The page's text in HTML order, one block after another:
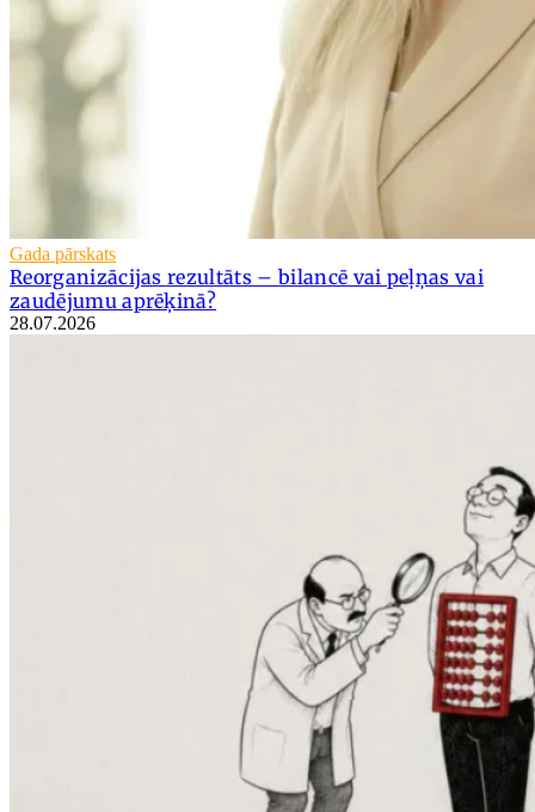
Gada pārskats
Reorganizācijas rezultāts – bilancē vai peļņas vai
zaudējumu aprēķinā?
28.07.2026